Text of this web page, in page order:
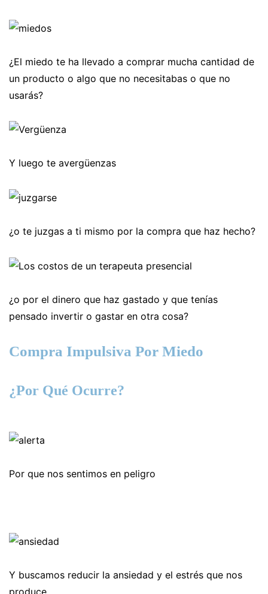
¿El miedo te ha llevado a comprar mucha cantidad de
un producto o algo que no necesitabas o que no
usarás?
Y luego te avergüenzas
¿o te juzgas a ti mismo por la compra que haz hecho?
¿o por el dinero que haz gastado y que tenías
pensado invertir o gastar en otra cosa?
Compra Impulsiva Por Miedo
¿Por Qué Ocurre?
Por que nos sentimos en peligro
Y buscamos reducir la ansiedad y el estrés que nos
produce